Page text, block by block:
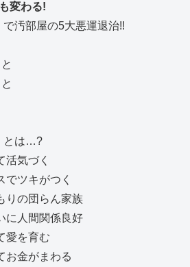
変わる!
で汚部屋の5大悪運退治!!
とは…?
活気づく
でツキがつく
りの団らん家族
に人間関係良好
愛を育む
お金がまわる